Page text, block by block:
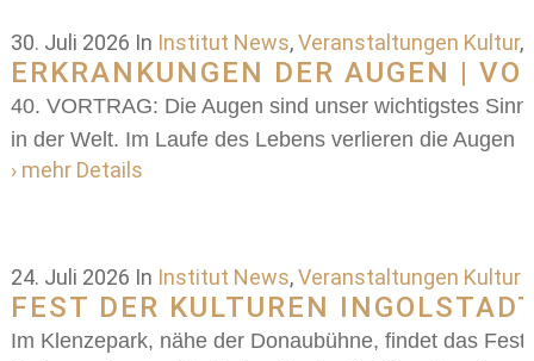
30. Juli 2026 In Institut News,Veranstaltungen Kultur,
ERKRANKUNGEN DER AUGEN |
40. VORTRAG: Die Augen sind unser wichtigstes
in der Welt. Im Laufe des Lebens verlieren die Augen
› mehr Details
24. Juli 2026 In Institut News,Veranstaltungen Kultur
FEST DER KULTUREN
Im Klenzepark, nähe der Donaubühne, findet das